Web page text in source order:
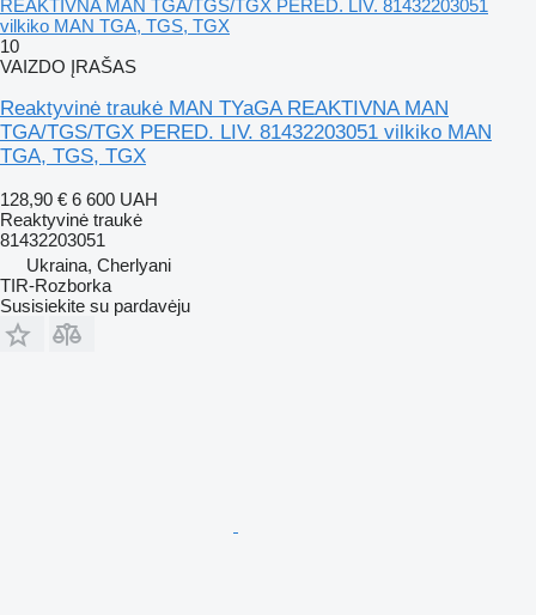
REAKTIVNA MAN TGA/TGS/TGX PERED. LIV. 81432203051
vilkiko MAN TGA, TGS, TGX
10
VAIZDO ĮRAŠAS
Reaktyvinė traukė MAN TYaGA REAKTIVNA MAN
TGA/TGS/TGX PERED. LIV. 81432203051 vilkiko MAN
TGA, TGS, TGX
128,90 € 6 600 UAH
Reaktyvinė traukė
81432203051
Ukraina, Cherlyani
TIR-Rozborka
Susisiekite su pardavėju